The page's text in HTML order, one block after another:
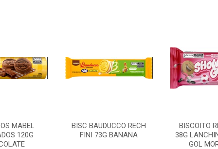
MABEL
120G
BISC BAUDUCCO RECH
FINI 73G BANANA
BISCOITO
38G
GOL